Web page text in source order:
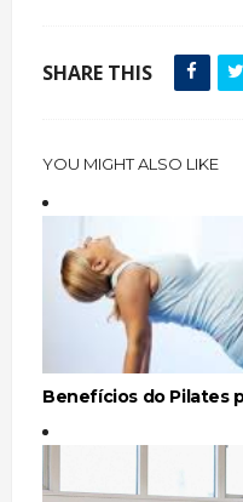
SHARE THIS
YOU MIGHT ALSO LIKE
Benefícios do Pilates